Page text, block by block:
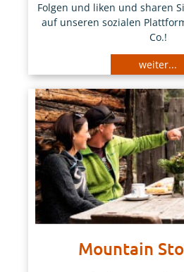
Folgen und liken und sharen
auf unseren sozialen
Co.!
weiter...
Mountain